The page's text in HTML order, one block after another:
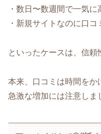
・数日〜数週間で一気
・新規サイトなのに口
といったケースは、信頼
本来、口コミは時間をか
急激な増加には注意しま